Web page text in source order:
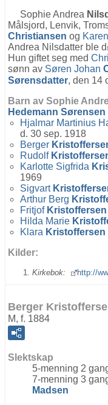
Sophie Andrea
Målsjord, Lenvik,
Christiansen og
Andrea Nilsdatter ble
Hun giftet seg med
sønn av Søren Johan
Sørensdatter, den 14
Barn av Sophie
Hedemann Sørensen
Hjalmar Martinius
d. 30 sep. 1918
Berger
Rudolf
Karlotte Sigfrida
1969
Sigvart
Arthur Berg
Fritjof Kristoffersen
Hilda Marie
Klara Kristoffersen
Kilder:
Kirkebok: http://
Berger
M, f. 1884
Slektskap
5-menning 2
7-menning 3
Madsen